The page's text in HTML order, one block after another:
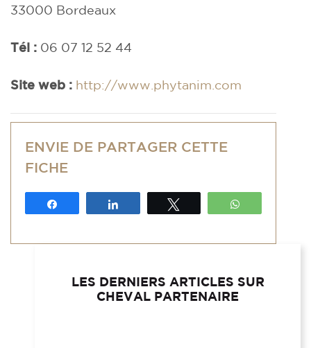
33000 Bordeaux
Tél : 06 07 12 52 44
Site web : http://www.phytanim.com
ENVIE DE PARTAGER CETTE
FICHE
LES DERNIERS ARTICLES SUR
CHEVAL PARTENAIRE